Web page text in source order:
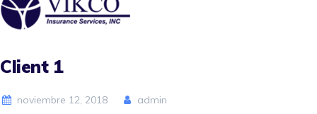
Client 1
noviembre 12, 2018 admin